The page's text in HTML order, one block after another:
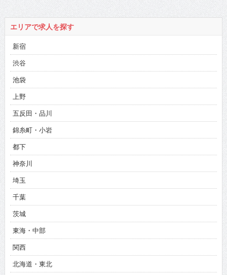
エリアで求人を探す
新宿
渋谷
池袋
上野
五反田・品川
錦糸町・小岩
都下
神奈川
埼玉
千葉
茨城
東海・中部
関西
北海道・東北